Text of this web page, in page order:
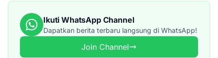
Ikuti WhatsApp Channel
Dapatkan berita terbaru langsung di WhatsApp!
Join Channel